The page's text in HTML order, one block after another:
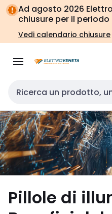
Vai alla
navigazione
Vai
alla
pagina
Ad agosto 2026
chiusure per il periodo
Vedi calendario chiusure
Cerca input
Pillole di